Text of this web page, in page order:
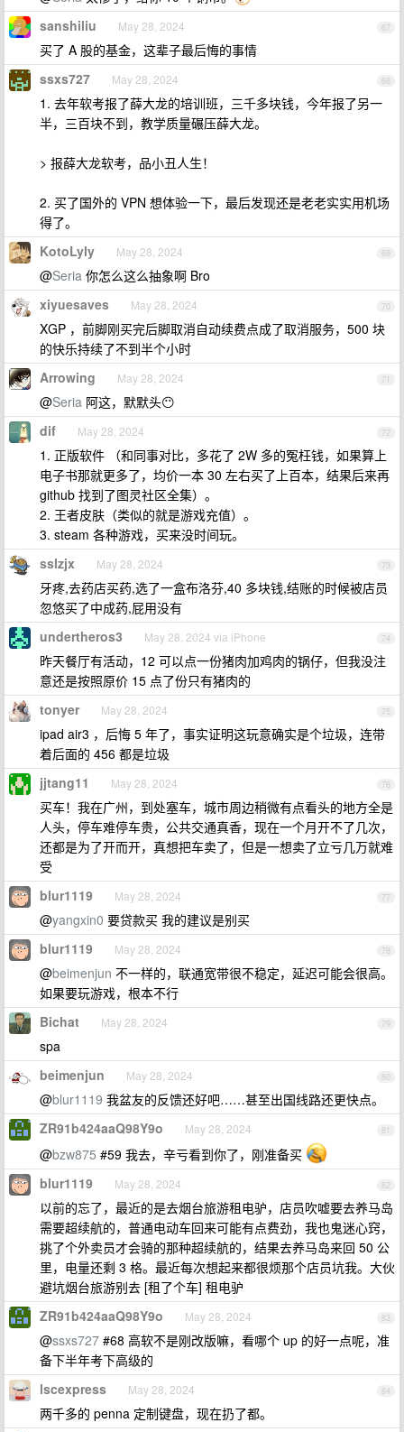
67
sanshiliu May 28, 2024
买了 A 股的基金，这辈子最后悔的事情
68
ssxs727 May 28, 2024
1. 去年软考报了薛大龙的培训班，三千多块钱，今年报了另一
半，三百块不到，教学质量碾压薛大龙。
> 报薛大龙软考，品小丑人生！
2. 买了国外的 VPN 想体验一下，最后发现还是老老实实用机场
得了。
69
KotoLyly May 28, 2024
@Seria 你怎么这么抽象啊 Bro
70
xiyuesaves May 28, 2024
XGP ，前脚刚买完后脚取消自动续费点成了取消服务，500 块
的快乐持续了不到半个小时
71
Arrowing May 28, 2024
@Seria 阿这，默默头😶
72
dif May 28, 2024
1. 正版软件 （和同事对比，多花了 2W 多的冤枉钱，如果算上
电子书那就更多了，均价一本 30 左右买了上百本，结果后来再
github 找到了图灵社区全集）。
2. 王者皮肤（类似的就是游戏充值）。
3. steam 各种游戏，买来没时间玩。
73
sslzjx May 28, 2024
牙疼,去药店买药,选了一盒布洛芬,40 多块钱,结账的时候被店员
忽悠买了中成药,屁用没有
74
undertheros3 May 28, 2024 via iPhone
昨天餐厅有活动，12 可以点一份猪肉加鸡肉的锅仔，但我没注
意还是按照原价 15 点了份只有猪肉的
75
tonyer May 28, 2024
ipad air3 ，后悔 5 年了，事实证明这玩意确实是个垃圾，连带
着后面的 456 都是垃圾
76
jjtang11 May 28, 2024
买车！我在广州，到处塞车，城市周边稍微有点看头的地方全是
人头，停车难停车贵，公共交通真香，现在一个月开不了几次，
还都是为了开而开，真想把车卖了，但是一想卖了立亏几万就难
受
77
blur1119 May 28, 2024
@yangxin0 要贷款买 我的建议是别买
78
blur1119 May 28, 2024
@beimenjun 不一样的，联通宽带很不稳定，延迟可能会很高。
如果要玩游戏，根本不行
79
Bichat May 28, 2024
spa
80
beimenjun May 28, 2024
@blur1119 我盆友的反馈还好吧……甚至出国线路还更快点。
81
ZR91b424aaQ98Y9o May 28, 2024
@bzw875 #59 我去，辛亏看到你了，刚准备买
82
blur1119 May 28, 2024
以前的忘了，最近的是去烟台旅游租电驴，店员吹嘘要去养马岛
需要超续航的，普通电动车回来可能有点费劲，我也鬼迷心窍，
挑了个外卖员才会骑的那种超续航的，结果去养马岛来回 50 公
里，电量还剩 3 格。最近每次想起来都很烦那个店员坑我。大伙
避坑烟台旅游别去 [租了个车] 租电驴
83
ZR91b424aaQ98Y9o May 28, 2024
@ssxs727 #68 高软不是刚改版嘛，看哪个 up 的好一点呢，准
备下半年考下高级的
84
lscexpress May 28, 2024
两千多的 penna 定制键盘，现在扔了都。